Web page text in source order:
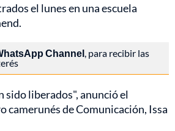
el lunes en una escuela
Channel , para recibir las
sido liberados", anunció el
camerunés de Comunicación, Issa